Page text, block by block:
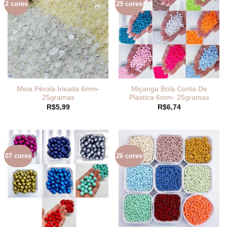
2 cores
Meia Pérola Irisada 6mm-
25gramas
R$5,99
29 cores
Miçanga Bola Conta De
Plastica 6mm- 25gramas
R$6,74
07 cores 26 cores